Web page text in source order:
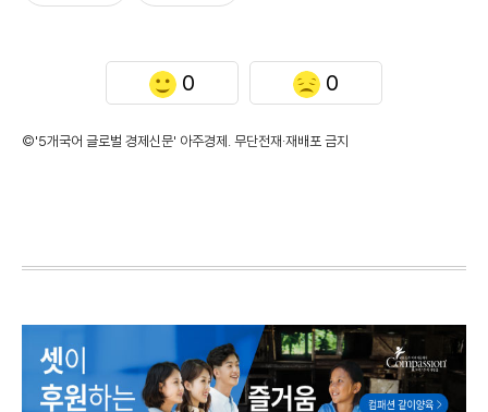
0 0
©'5개국어 글로벌 경제신문' 아주경제. 무단전재·재배포 금지